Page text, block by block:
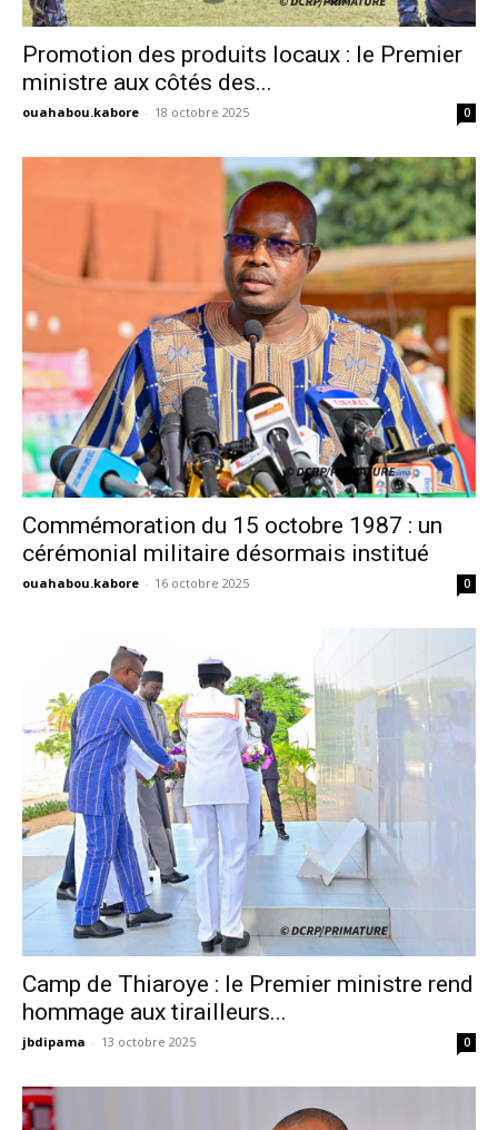
Promotion des produits locaux : le Premier
ministre aux côtés des...
ouahabou.kabore - 18 octobre 2025 0
Commémoration du 15 octobre 1987 : un
cérémonial militaire désormais institué
ouahabou.kabore - 16 octobre 2025 0
Camp de Thiaroye : le Premier ministre rend
hommage aux tirailleurs...
jbdipama - 13 octobre 2025 0